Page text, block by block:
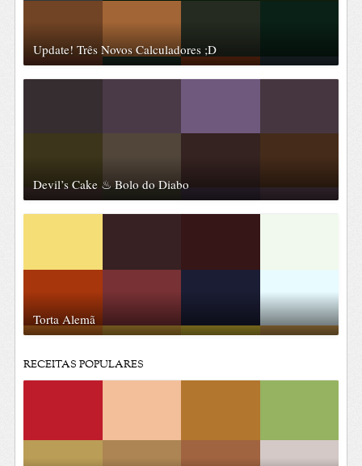
Update! Três Novos Calculadores ;D
Devil’s Cake ♨ Bolo do Diabo
Torta Alemã
RECEITAS POPULARES